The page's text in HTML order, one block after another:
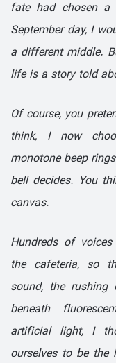
fate had chosen a
September day, I
a different middle.
life is a story told
Of course, you
think, I now
monotonebeep
bell decides. You
canvas.
Hundreds of
the cafeteria,so
sound, the
beneath
artificial light, I
ourselves to be the